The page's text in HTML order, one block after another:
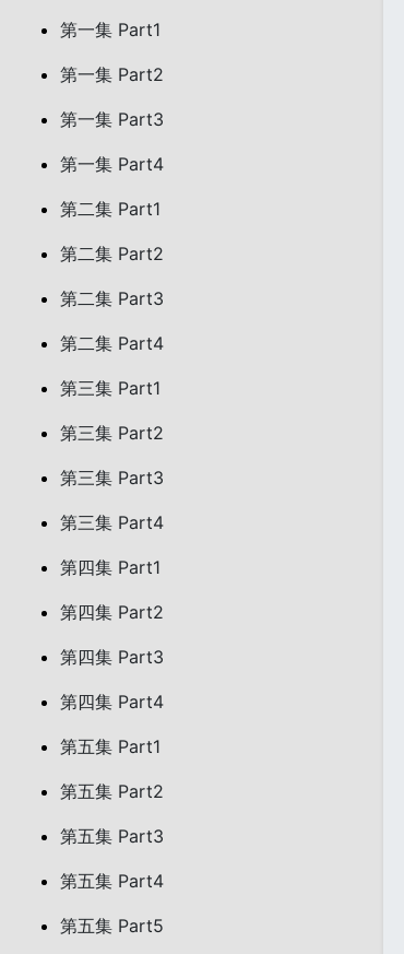
第一集 Part1
第一集 Part2
第一集 Part3
第一集 Part4
第二集 Part1
第二集 Part2
第二集 Part3
第二集 Part4
第三集 Part1
第三集 Part2
第三集 Part3
第三集 Part4
第四集 Part1
第四集 Part2
第四集 Part3
第四集 Part4
第五集 Part1
第五集 Part2
第五集 Part3
第五集 Part4
第五集 Part5